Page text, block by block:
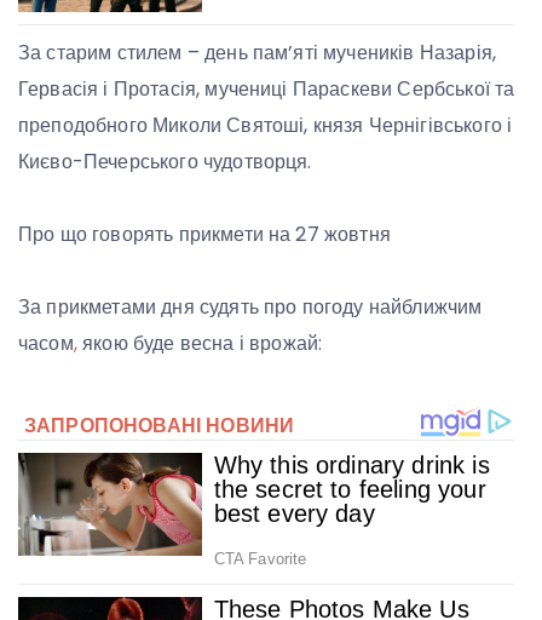
За старим стилем – день пам’яті мучеників Назарія,
Гервасія і Протасія, мучениці Параскеви Сербської та
преподобного Миколи Святоші, князя Чернігівського і
Києво-Печерського чудотворця.
Про що говорять прикмети на 27 жовтня
За прикметами дня судять про погоду найближчим
часом,якою буде весна і врожай: